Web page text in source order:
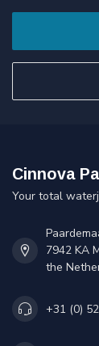
Cinnova
Your total
7942 KA
the
+31 (0)